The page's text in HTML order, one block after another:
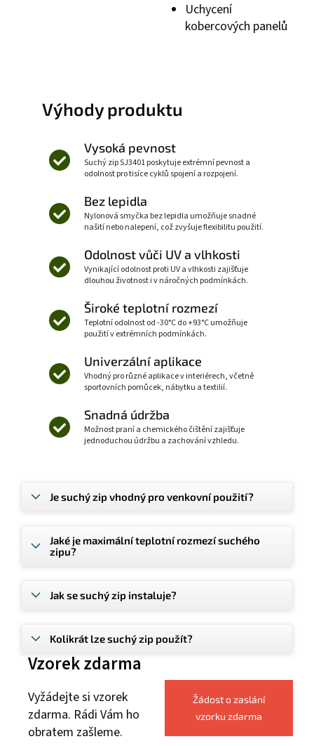
Uchycení
kobercových panelů
Výhody produktu
Vysoká pevnost
Suchý zip SJ3401 poskytuje extrémní pevnost a
odolnost pro tisíce cyklů spojení a rozpojení.
Bez lepidla
Nylonová smyčka bez lepidla umožňuje snadné
našití nebo nalepení, což zvyšuje flexibilitu použití.
Odolnost vůči UV a vlhkosti
Vynikající odolnost proti UV a vlhkosti zajišťuje
dlouhou životnost i v náročných podmínkách.
Široké teplotní rozmezí
Teplotní odolnost od -30°C do +93°C umožňuje
použití v extrémních podmínkách.
Univerzální aplikace
Vhodný pro různé aplikace v interiérech, včetně
sportovních pomůcek, nábytku a textilií.
Snadná údržba
Možnost praní a chemického čištění zajišťuje
jednoduchou údržbu a zachování vzhledu.
Je suchý zip vhodný pro venkovní použití?
Jaké je maximální teplotní rozmezí suchého
zipu?
Jak se suchý zip instaluje?
Kolikrát lze suchý zip použít?
Vzorek zdarma
Vyžádejte si vzorek
zdarma. Rádi Vám ho
obratem zašleme.
Žádost o zaslání
vzorku zdarma